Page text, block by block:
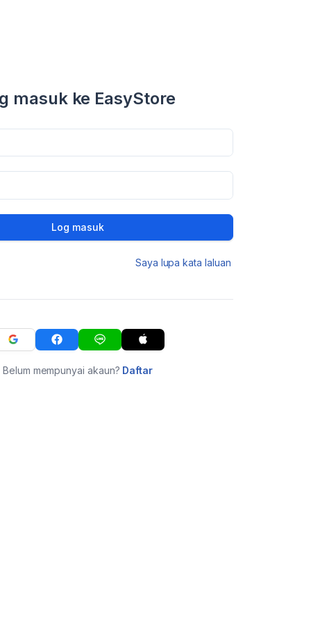
masuk ke EasyStore
Log masuk
Saya lupa kata laluan
Belum mempunyai akaun? Daftar